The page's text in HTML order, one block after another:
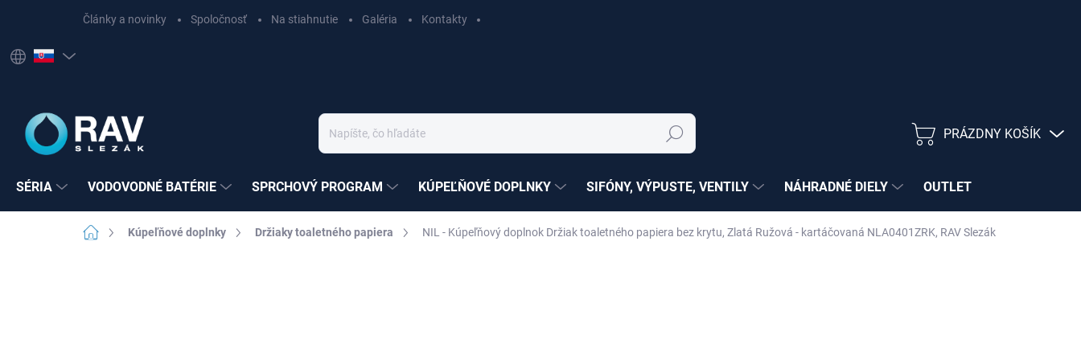
Články a novinky Spoločnosť Na stiahnutie Galéria Kontakty
Hľadať
NÁKUPNÝ
PRÁZDNY KOŠÍK
SÉRIA VODOVODNÉ BATÉRIE SPRCHOVÝ PROGRAM KÚPEĽŇOVÉ DOPLNKY SIFÓNY, VÝPUSTE, VENTILY NÁHRADNÉ DIELY OUTLET
DomovKúpeľňové doplnky Držiaky toaletného papiera NIL - Kúpeľňový doplnok Držiak toaletného papiera bez krytu, Zlatá Ružová - kartáčovaná NLA0401ZRK, RAV Slezák